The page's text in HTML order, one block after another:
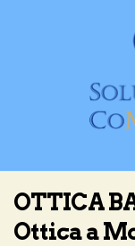
OTTICA
Ottica a